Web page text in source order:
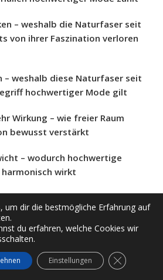
– weshalb die Naturfaser seit
von ihrer Faszination verloren
– weshalb diese Naturfaser seit
hochwertiger Mode gilt
Wirkung – wie freier Raum
bewusst verstärkt
– wodurch hochwertige
wirkt
Wirkung – weshalb
Stilwelten stärker prägt als
– weshalb kleine
heute hochwertiger wirken
um dir die bestmögliche Erfahrung auf
du erfahren, welche Cookies wir
Einstellungen GDPR